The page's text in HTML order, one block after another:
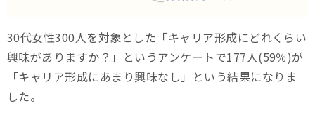
30代女性300人を対象とした「キャリア形成にどれくらい
興味がありますか？」というアンケートで177人(59％)が
「キャリア形成にあまり興味なし」という結果になりま
した。